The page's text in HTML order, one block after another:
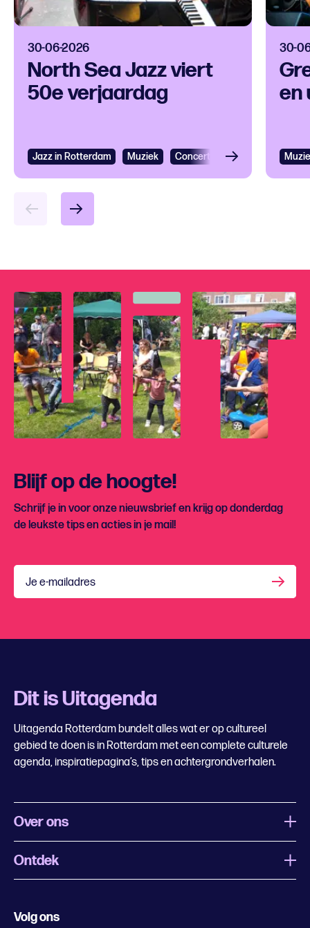
30-06-2026
North Sea Jazz viert
50e verjaardag
Jazz in Rotterdam Muziek Concertagenda Festival
30-
en
Blijf op de hoogte!
Schrijf je in voor onze nieuwsbrief en krijg op donderdag
de leukste tips en acties in je mail!
Je e-mailadres
Dit is Uitagenda
Uitagenda Rotterdam bundelt alles wat er op cultureel
gebied te doen is in Rotterdam met een complete culturele
agenda, inspiratiepagina’s, tips en achtergrondverhalen.
Over ons
Wat is Uitagenda Rotterdam
Ontdek
Volg ons